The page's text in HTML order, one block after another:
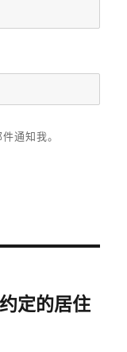
通知我。
定的居住